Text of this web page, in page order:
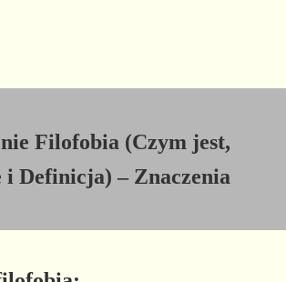
Filofobia (Czym jest,
i Definicja) – Znaczenia